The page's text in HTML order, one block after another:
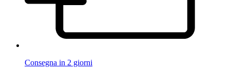
Consegna in 2 giorni